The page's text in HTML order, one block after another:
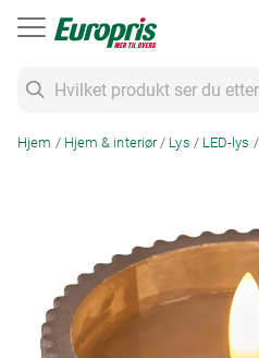
Hjem Hjem & interiør Lys LED-lys
images